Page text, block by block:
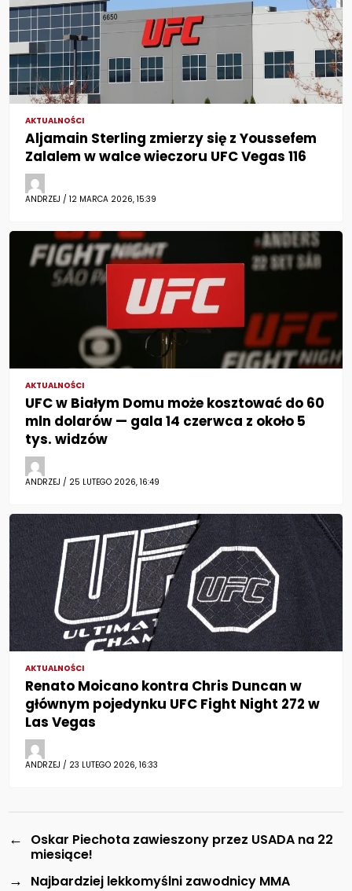
AKTUALNOŚCI
Aljamain Sterling zmierzy się z Youssefem
Zalalem w walce wieczoru UFC Vegas 116
ANDRZEJ / 12 MARCA 2026, 15:39
AKTUALNOŚCI
UFC w Białym Domu może kosztować do 60
mln dolarów — gala 14 czerwca z około 5
tys. widzów
ANDRZEJ / 25 LUTEGO 2026, 16:49
AKTUALNOŚCI
Renato Moicano kontra Chris Duncan w
głównym pojedynku UFC Fight Night 272 w
Las Vegas
ANDRZEJ / 23 LUTEGO 2026, 16:33
←
Oskar Piechota zawieszony przez USADA na 22
miesiące!
→ Najbardziej lekkomyślni zawodnicy MMA